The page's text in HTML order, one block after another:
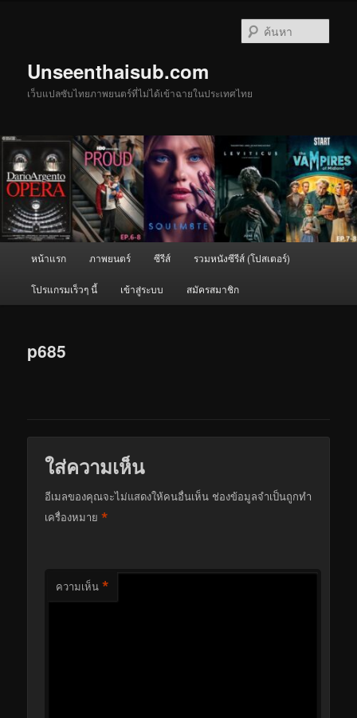
Unseenthaisub.com
เว็บแปลซับไทยภาพยนตร์ที่ไม่ได้เข้าฉายในประเทศไทย
หน้าแรก ภาพยนตร์ ซีรีส์ รวมหนังซีรีส์ (โปสเตอร์)
โปรแกรมเร็วๆ นี้ เข้าสู่ระบบ สมัครสมาชิก
p685
ใส่ความเห็น
อีเมลของคุณจะไม่แสดงให้คนอื่นเห็น ช่องข้อมูลจำเป็นถูกทำ
เครื่องหมาย*
ความเห็น *